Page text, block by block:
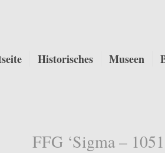
Historisches Museen
FFG ‘Sigma –